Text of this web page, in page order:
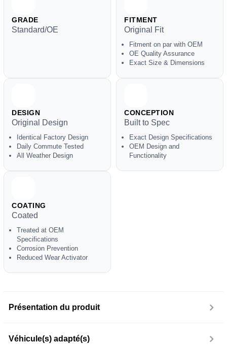
GRADE
Standard/OE
FITMENT
Original Fit
Fitment on par with OEM
OE Quality Assurance
Exact Size & Dimensions
DESIGN
Original Design
Identical Factory Design
Daily Commute Tested
All Weather Design
CONCEPTION
Built to Spec
Exact Design Specifications
OEM Design and
Functionality
COATING
Coated
Treated at OEM
Specifications
Corrosion Prevention
Reduced Wear Activator
Présentation du produit
Véhicule(s) adapté(s)